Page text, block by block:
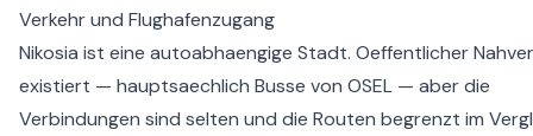
Verkehr und Flughafenzugang
Nikosia ist eine autoabhaengige Stadt. Oeffentlicher
existiert — hauptsaechlich Busse von OSEL — aber die
Verbindungen sind selten und die Routen begrenzt im